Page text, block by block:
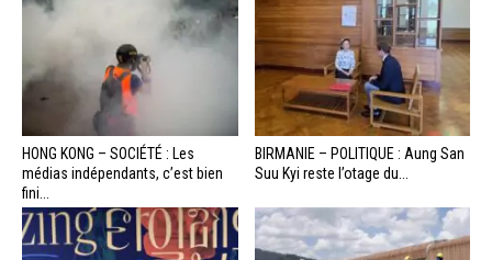
HONG KONG – SOCIÉTÉ : Les
médias indépendants, c’est bien
fini...
BIRMANIE – POLITIQUE : Aung San
Suu Kyi reste l’otage du...